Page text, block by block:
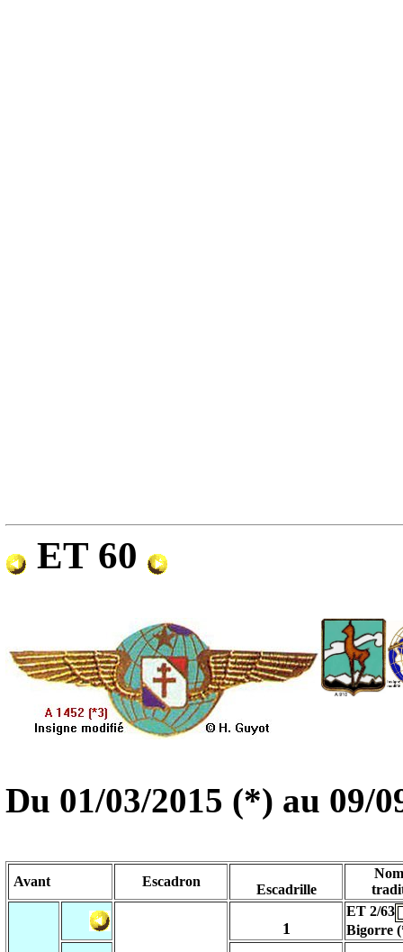
ET 60
Du 01/03/2015 (*) au 09/
Avant Escadron
Escadrille
1
ET 2/63
Bigorre